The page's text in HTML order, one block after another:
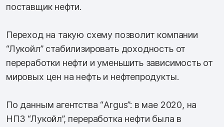
поставщик нефти.
Переход на такую схему позволит компании
“Лукойл” стабилизировать доходность от
переработки нефти и уменьшить зависимость от
мировых цен на нефть и нефтепродукты.
По данным агентства “Argus”: в мае 2020, на
НПЗ “Лукойл”, переработка нефти была в